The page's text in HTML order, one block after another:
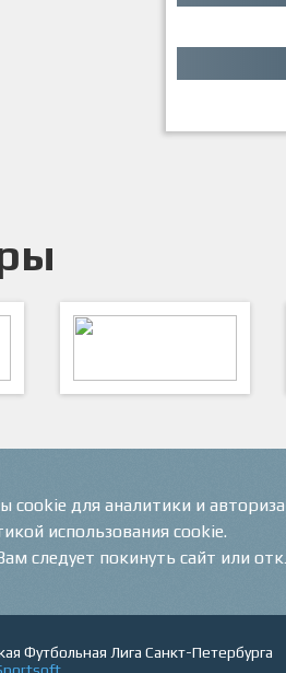
Футбольная Лига Санкт-Петербурга
cookie для аналитики и
использования cookie.
следует покинуть сайт или